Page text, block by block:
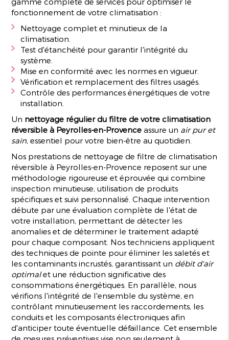
fonctionnement de votre climatisation :
Nettoyage complet et minutieux de la
climatisation.
Test d'étanchéité pour garantir l'intégrité du
système.
Mise en conformité avec les normes en vigueur.
Vérification et remplacement des filtres usagés.
Contrôle des performances énergétiques de votre
installation.
Un nettoyage régulier du filtre de votre climatisation
réversible à Peyrolles-en-Provence assure un air pur et
sain , essentiel pour votre bien-être au quotidien.
Nos prestations de nettoyage de filtre de climatisation
réversible à Peyrolles-en-Provence reposent sur une
méthodologie rigoureuse et éprouvée qui combine
inspection minutieuse, utilisation de produits
spécifiques et suivi personnalisé. Chaque intervention
débute par une évaluation complète de l'état de
votre installation, permettant de détecter les
anomalies et de déterminer le traitement adapté
pour chaque composant. Nos techniciens appliquent
des techniques de pointe pour éliminer les saletés et
les contaminants incrustés, garantissant un débit d'air
optimalet une réduction significative des
consommations énergétiques. En parallèle, nous
vérifions l'intégrité de l'ensemble du système, en
contrôlant minutieusement les raccordements, les
conduits et les composants électroniques afin
d'anticiper toute éventuelle défaillance. Cet ensemble